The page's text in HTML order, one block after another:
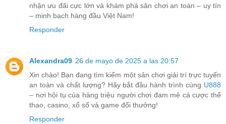
nhận ưu đãi cực lớn và khám phá sân chơi an toàn – uy tín
– minh bạch hàng đầu Việt Nam!
Responder
Alexandra09 26 de mayo de 2025 a las 20:57
Xin chào! Bạn đang tìm kiếm một sân chơi giải trí trực tuyến
an toàn và chất lượng? Hãy bắt đầu hành trình cùng U888
– nơi hội tụ của hàng triệu người chơi đam mê cá cược thể
thao, casino, xổ số và game đổi thưởng!
Responder